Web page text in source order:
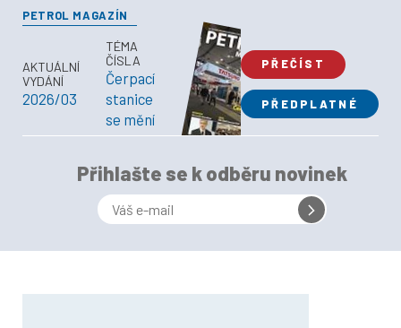
PETROL MAGAZÍN
AKTUÁLNÍ
VYDÁNÍ
2026/03
TÉMA
ČÍSLA
Čerpací
stanice
se mění
PŘEČÍST
PŘEDPLATNÉ
Přihlašte se k odběru novinek